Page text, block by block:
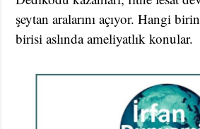
şeytan aralarını açıyor. Hangi
birisi aslında ameliyatlık konular.